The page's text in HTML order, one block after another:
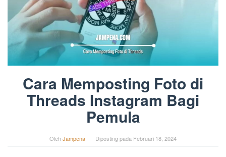
Cara Memposting Foto di
Threads Instagram Bagi
Pemula
OlehJampena Diposting pada Februari 18, 2024